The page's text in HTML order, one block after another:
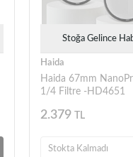
Stoğa Gelince
Haida
Haida 67mm
1/4 Filtre -HD4651
2.379 TL
Stokta Kalmadı